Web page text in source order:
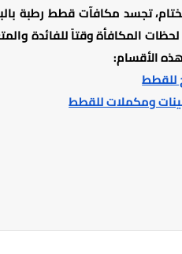
تجسد مكافآت قطط رطبة
المكافأة وقتاً للفائدة
الأقسام:
للقطط
ومكملات للقطط